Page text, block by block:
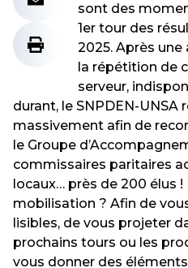
sont des
1er tour des
2025. Après
la répétition de
serveur,
durant, le SNPDEN-UNSA
massivement afin de
le Groupe
commissaires paritaires
locaux… près de 200 élus
mobilisation ? Afin de
lisibles, de vous projeter
prochains tours ou les
vous donner des